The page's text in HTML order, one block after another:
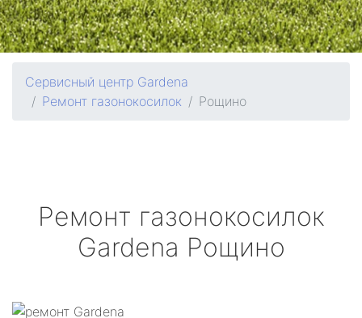
Сервисный центр Gardena
Ремонт газонокосилок
Рощино
Ремонт газонокосилок
Gardena Рощино